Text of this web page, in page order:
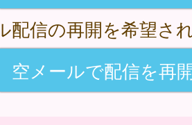
配信の再開を希望さ
空メールで配信を再